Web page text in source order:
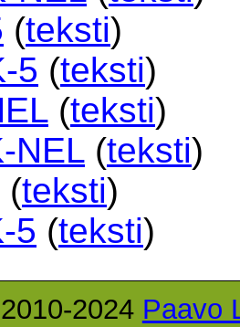
(teksti)
5 (teksti)
(teksti)
NEL (teksti)
(teksti)
5 (teksti)
2024 Paavo